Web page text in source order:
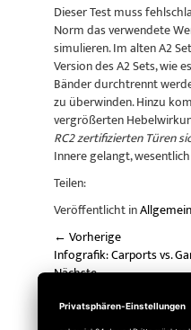
Dieser Test muss
Norm das verwendete
simulieren. Im alten A2
Version des A2 Sets, wie
Bänder durchtrennt
zu überwinden. Hinzu
vergrößerten
RC2 zertifizierten Türen
Innere gelangt,
Teilen:
Veröffentlicht in
← Vorherige
Infografik: Carports vs.
Nächste→